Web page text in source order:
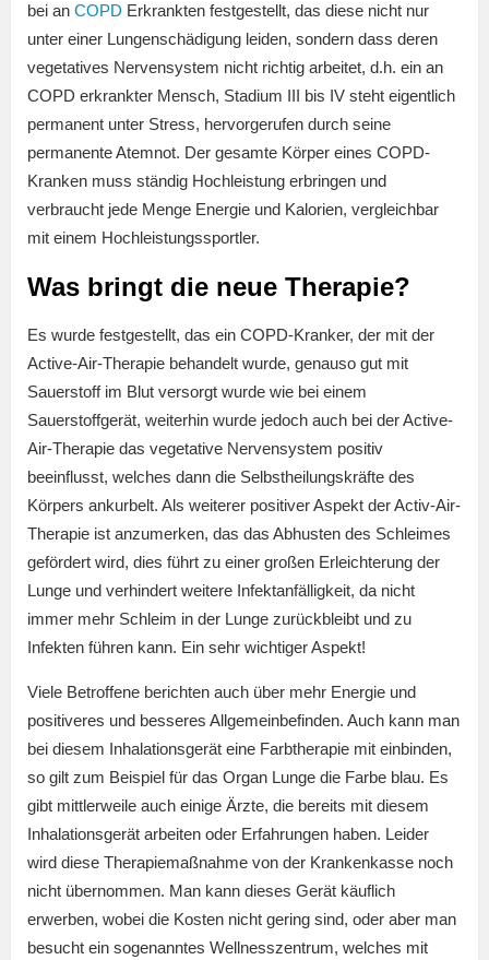
bei an COPD Erkrankten festgestellt, das diese nicht nur
unter einer Lungenschädigung leiden, sondern dass deren
vegetatives Nervensystem nicht richtig arbeitet, d.h. ein an
COPD erkrankter Mensch, Stadium III bis IV steht eigentlich
permanent unter Stress, hervorgerufen durch seine
permanente Atemnot. Der gesamte Körper eines COPD-
Kranken muss ständig Hochleistung erbringen und
verbraucht jede Menge Energie und Kalorien, vergleichbar
mit einem Hochleistungssportler.
Was bringt die neue Therapie?
Es wurde festgestellt, das ein COPD-Kranker, der mit der
Active-Air-Therapie behandelt wurde, genauso gut mit
Sauerstoff im Blut versorgt wurde wie bei einem
Sauerstoffgerät, weiterhin wurde jedoch auch bei der Active-
Air-Therapie das vegetative Nervensystem positiv
beeinflusst, welches dann die Selbstheilungskräfte des
Körpers ankurbelt. Als weiterer positiver Aspekt der Activ-Air-
Therapie ist anzumerken, das das Abhusten des Schleimes
gefördert wird, dies führt zu einer großen Erleichterung der
Lunge und verhindert weitere Infektanfälligkeit, da nicht
immer mehr Schleim in der Lunge zurückbleibt und zu
Infekten führen kann. Ein sehr wichtiger Aspekt!
Viele Betroffene berichten auch über mehr Energie und
positiveres und besseres Allgemeinbefinden. Auch kann man
bei diesem Inhalationsgerät eine Farbtherapie mit einbinden,
so gilt zum Beispiel für das Organ Lunge die Farbe blau. Es
gibt mittlerweile auch einige Ärzte, die bereits mit diesem
Inhalationsgerät arbeiten oder Erfahrungen haben. Leider
wird diese Therapiemaßnahme von der Krankenkasse noch
nicht übernommen. Man kann dieses Gerät käuflich
erwerben, wobei die Kosten nicht gering sind, oder aber man
besucht ein sogenanntes Wellnesszentrum, welches mit